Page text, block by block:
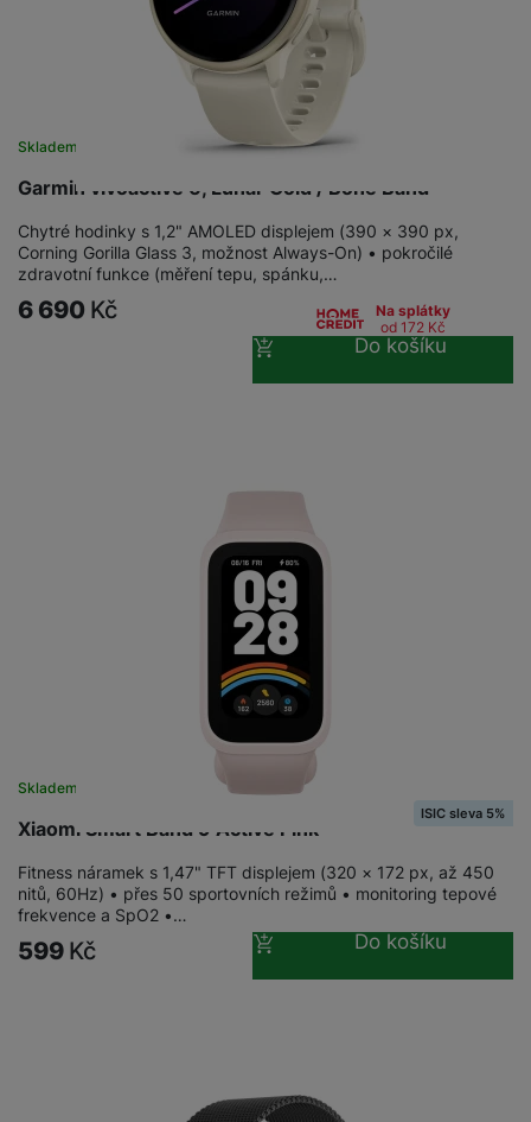
Garmin vívoactive 6, Lunar Gold / Bone Band
Skladem na prodejně na 19 prodejnách
Chytré hodinky s 1,2" AMOLED displejem (390 × 390 px,
Corning Gorilla Glass 3, možnost Always-On) • pokročilé
zdravotní funkce (měření tepu, spánku,…
6 690 Kč
Na splátky
od 172 Kč
Do košíku
Xiaomi Smart Band 9 Active Pink
Skladem na prodejně na 3 prodejnách
ISIC sleva 5%
Fitness náramek s 1,47" TFT displejem (320 × 172 px, až 450
nitů, 60Hz) • přes 50 sportovních režimů • monitoring tepové
frekvence a SpO2 •…
599 Kč Do košíku